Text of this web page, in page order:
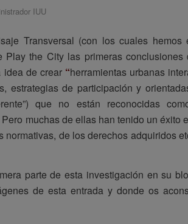
IUU
Transversal (con los cuales hemos
the City las primeras
idea de crear “herramientas urbanas
estrategias de participación y
que no están reconocidas
muchas de ellas han tenido un éxito
normativas, de los derechos adquiridos
parte de esta investigación en su
de esta entrada y donde os